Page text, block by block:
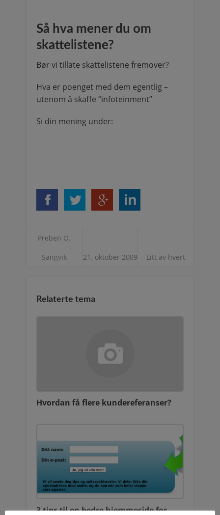
Så hva mener du om
skattelistene?
Bør vi tillate skattelistene fremover?
Hva er poenget med dem egentlig –
utenom å skaffe “infoteinment”
Si din mening under:
Preben O.
Sangvik 21. oktober 2009 Litt av hvert
Relaterte tema
Hvordan få flere kundereferanser?
3 tips til en bedre hjemmeside for